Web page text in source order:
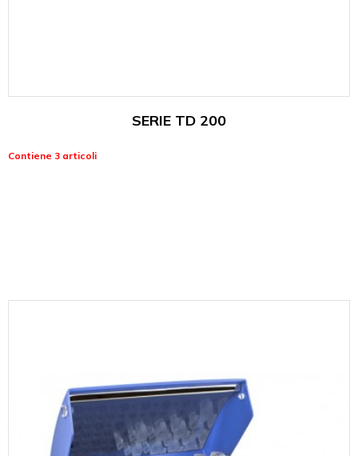
SERIE TD 200
Contiene 3 articoli